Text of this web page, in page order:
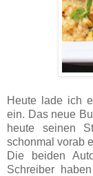
Heute lade ich
ein. Das neue
heute seinen
schonmal vorab
Die beiden
Schreiber